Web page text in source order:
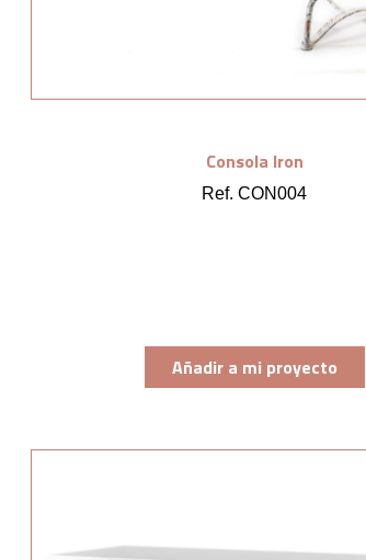
Consola Iron
Ref. CON004
Añadir a mi proyecto